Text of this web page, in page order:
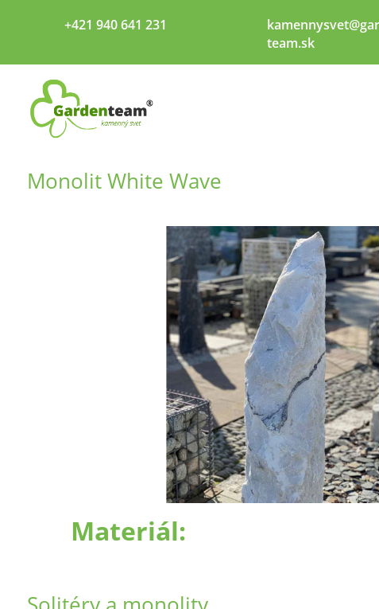
+421 940 641 231
team.sk
Monolit White Wave
Materiál: